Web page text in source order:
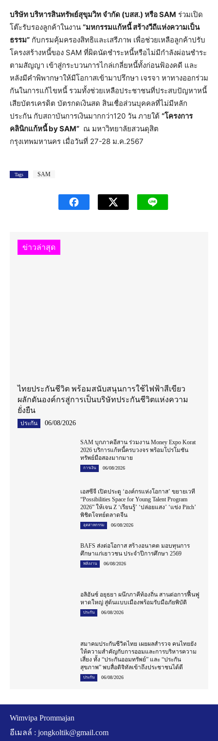
บริษัท บริหารสินทรัพย์สุขุมวิท จำกัด (บสส.) หรือSAM ร่วมเปิด
โต๊ะรับรองลูกค้าในงาน “มหกรรมแก้หนี้ สร้างวีถีแห่งความเป็น
ธรรม” กับกรมคุ้มครองสิทธิและเสรีภาพ เพื่อช่วยเหลือลูกค้าปรับ
โครงสร้างหนี้ของ SAM ที่ผิดนัดชำระหนี้หรือไม่มีกำลังผ่อนชำระ
ตามสัญญา เข้าสู่กระบวนการไกล่เกลี่ยหนี้ทั้งก่อนฟ้องคดี และ
หลังมีคำพิพากษาให้มีโอกาสเข้ามาปรึกษา เจรจา หาทางออกร่วม
กันในการแก้ไขหนี้ รวมทั้งช่วยเหลือประชาชนที่ประสบปัญหาหนี้
เสียบัตรเครดิต บัตรกดเงินสด สินเชื่อส่วนบุคคลที่ไม่มีหลัก
ประกัน กับสถาบันการเงินมากกว่า120 วัน ภายใต้ “โครงการ
คลินิกแก้หนี้by SAM” ณ มหาวิทยาลัยสวนดุสิต
กรุงเทพมหานคร เมื่อวันที่ 27-28 ม.ค.2567
Tags SAM
ข่าวล่าสุด
ไทยประกันชีวิต พร้อมสนับสนุนการใช้ไฟฟ้าสีเขียว
ผลักดันองค์กรสู่การเป็นบริษัทประกันชีวิตแห่งความ
ยั่งยืน
ประกัน 06/08/2026
SAM บุกภาคอีสาน ร่วมงาน Money Expo Korat
2026 บริการแก้หนี้ครบวงจร พร้อมโปรโมชัน
ทรัพย์มือสองมากมาย
การเงิน 06/08/2026
เอสซีจี เปิดประตู ‘องค์กรแห่งโอกาส’ ขยายเวที
“Possibilities Space for Young Talent Program
2026” ให้เจน Z ‘เรียนรู้’ ‘ปล่อยแสง’ ‘แข่ง Pitch’
พิชิตโจทย์ตลาดจีน
อุตสาหกรรม 06/08/2026
BAFS ส่งต่อโอกาส สร้างอนาคต มอบทุนการ
ศึกษาแก่เยาวชน ประจำปีการศึกษา 2569
พลังงาน 06/08/2026
อลิอันซ์ อยุธยา ผนึกภาคีท้องถิ่น สานต่อการฟื้นฟู
หาดใหญ่ สู่ต้นแบบเมืองพร้อมรับมือภัยพิบัติ
ประกัน 06/08/2026
สมาคมประกันชีวิตไทย เผยผลสำรวจ คนไทยยัง
ให้ความสำคัญกับการออมและการบริหารความ
เสี่ยง ทั้ง “ประกันออมทรัพย์” และ “ประกัน
สุขภาพ” พบสื่อดิจิทัลเข้าถึงประชาชนได้ดี
ประกัน 06/08/2026
Wimvipa Prommajan
อีเมลล์ : jongkoltik@gmail.com